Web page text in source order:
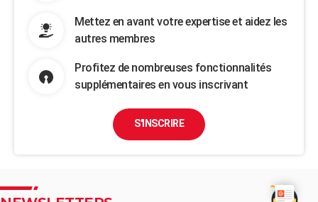
Mettez en avant votre expertise et aidez les
autres membres
Profitez de nombreuses fonctionnalités
supplémentaires en vous inscrivant
S'INSCRIRE